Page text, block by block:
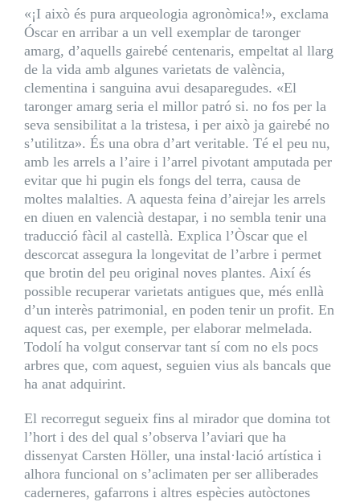
«¡I això és pura arqueologia agronòmica!», exclama
Óscar en arribar a un vell exemplar de taronger
amarg, d’aquells gairebé centenaris, empeltat al llarg
de la vida amb algunes varietats de valència,
clementina i sanguina avui desaparegudes. «El
taronger amarg seria el millor patró si. no fos per la
seva sensibilitat a la tristesa, i per això ja gairebé no
s’utilitza». És una obra d’art veritable. Té el peu nu,
amb les arrels a l’aire i l’arrel pivotant amputada per
evitar que hi pugin els fongs del terra, causa de
moltes malalties. A aquesta feina d’airejar les arrels
en diuen en valencià destapar, i no sembla tenir una
traducció fàcil al castellà. Explica l’Òscar que el
descorcat assegura la longevitat de l’arbre i permet
que brotin del peu original noves plantes. Així és
possible recuperar varietats antigues que, més enllà
d’un interès patrimonial, en poden tenir un profit. En
aquest cas, per exemple, per elaborar melmelada.
Todolí ha volgut conservar tant sí com no els pocs
arbres que, com aquest, seguien vius als bancals que
ha anat adquirint.
El recorregut segueix fins al mirador que domina tot
l’hort i des del qual s’observa l’aviari que ha
dissenyat Carsten Höller, una instal·lació artística i
alhora funcional on s’aclimaten per ser alliberades
caderneres, gafarrons i altres espècies autòctones